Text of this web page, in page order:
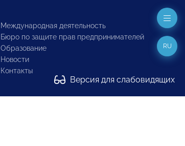
Международная деятельность
Бюро по защите прав предпринимателей
Образование
Новости
Контакты
Версия для слабовидящих
RU